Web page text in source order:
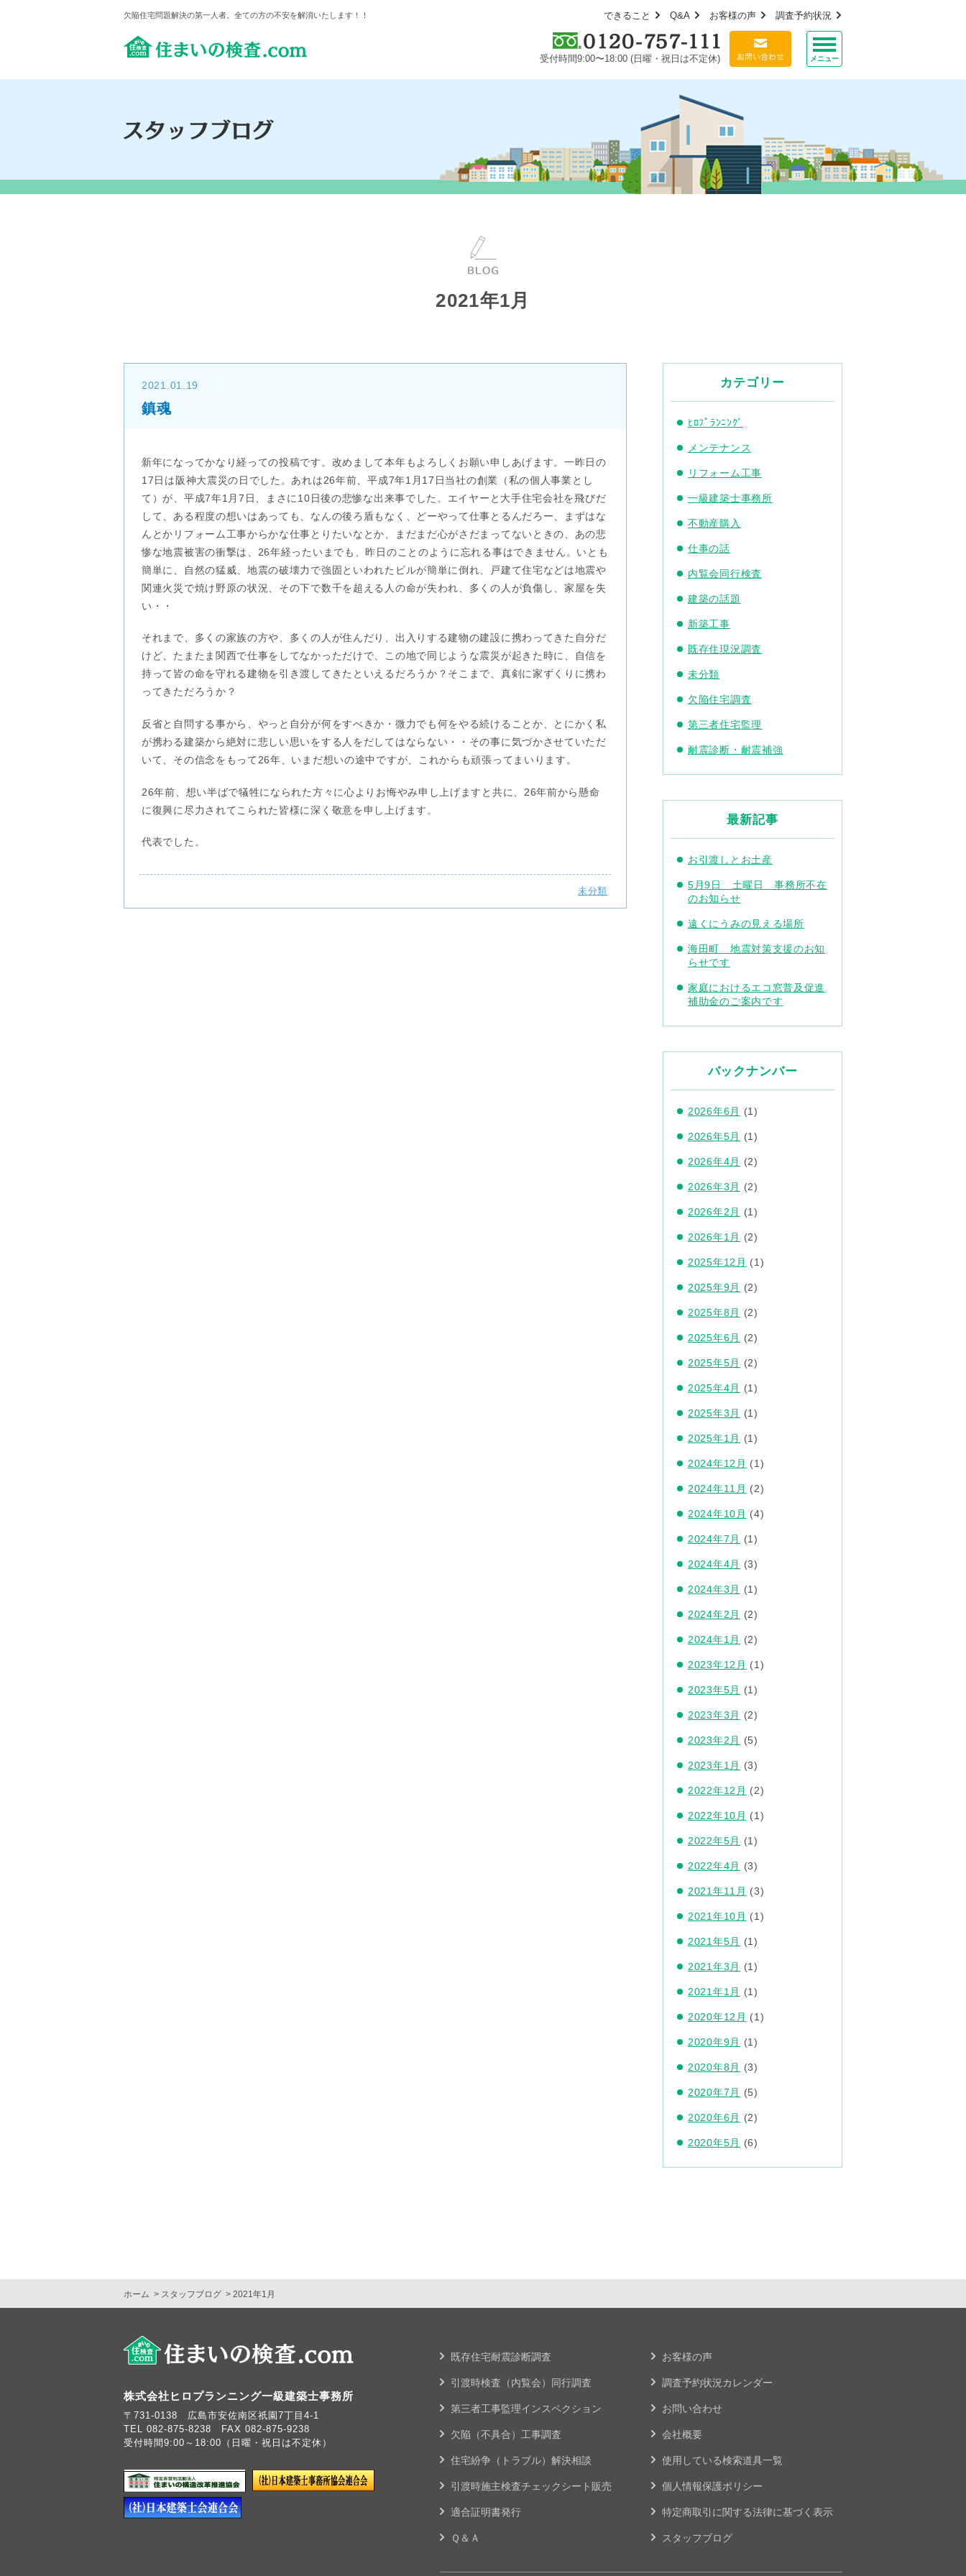
欠陥住宅問題解決の第一人者。全ての方の不安を解消いたします！！ できること Q&A お客様の声 調査予約状況
受付時間9:00〜18:00 (日曜・祝日は不定休) メニュー
2021年1月
2021.01.19
鎮魂
新年になってかなり経っての投稿です。改めまして本年もよろしくお願い申しあげます。一昨日の
17日は阪神大震災の日でした。あれは26年前、平成7年1月17日当社の創業（私の個人事業とし
て）が、平成7年1月7日、まさに10日後の悲惨な出来事でした。エイヤーと大手住宅会社を飛びだ
して、ある程度の想いはあっても、なんの後ろ盾もなく、どーやって仕事とるんだろー、まずはな
んとかリフォーム工事からかな仕事とりたいなとか、まだまだ心がさだまってないときの、あの悲
惨な地震被害の衝撃は、26年経ったいまでも、昨日のことのように忘れる事はできません。いとも
簡単に、自然の猛威、地震の破壊力で強固といわれたビルが簡単に倒れ、戸建て住宅などは地震や
関連火災で焼け野原の状況、その下で数千を超える人の命が失われ、多くの人が負傷し、家屋を失
い・・
それまで、多くの家族の方や、多くの人が住んだり、出入りする建物の建設に携わってきた自分だ
けど、たまたま関西で仕事をしてなかっただけで、この地で同じような震災が起きた時に、自信を
持って皆の命を守れる建物を引き渡してきたといえるだろうか？そこまで、真剣に家ずくりに携わ
ってきただろうか？
反省と自問する事から、やっと自分が何をすべきか・微力でも何をやる続けることか、とにかく私
が携わる建築から絶対に悲しい思いをする人をだしてはならない・・その事に気づかさせていただ
いて、その信念をもって26年、いまだ想いの途中ですが、これからも頑張ってまいります。
26年前、想い半ばで犠牲になられた方々に心よりお悔やみ申し上げますと共に、26年前から懸命
に復興に尽力されてこられた皆様に深く敬意を申し上げます。
代表でした。
未分類
カテゴリー
ﾋﾛﾌﾟﾗﾝﾆﾝｸﾞ
メンテナンス
リフォーム工事
一級建築士事務所
不動産購入
仕事の話
内覧会同行検査
建築の話題
新築工事
既存住現況調査
未分類
欠陥住宅調査
第三者住宅監理
耐震診断・耐震補強
最新記事
お引渡しとお土産
5月9日 土曜日 事務所不在
のお知らせ
遠くにうみの見える場所
海田町 地震対策支援のお知
らせです
家庭におけるエコ窓普及促進
補助金のご案内です
バックナンバー
2026年6月 (1)
2026年5月 (1)
2026年4月 (2)
2026年3月 (2)
2026年2月 (1)
2026年1月 (2)
2025年12月 (1)
2025年9月 (2)
2025年8月 (2)
2025年6月 (2)
2025年5月 (2)
2025年4月 (1)
2025年3月 (1)
2025年1月 (1)
2024年12月 (1)
2024年11月 (2)
2024年10月 (4)
2024年7月 (1)
2024年4月 (3)
2024年3月 (1)
2024年2月 (2)
2024年1月 (2)
2023年12月 (1)
2023年5月 (1)
2023年3月 (2)
2023年2月 (5)
2023年1月 (3)
2022年12月 (2)
2022年10月 (1)
2022年5月 (1)
2022年4月 (3)
2021年11月 (3)
2021年10月 (1)
2021年5月 (1)
2021年3月 (1)
2021年1月 (1)
2020年12月 (1)
2020年9月 (1)
2020年8月 (3)
2020年7月 (5)
2020年6月 (2)
2020年5月 (6)
ホーム スタッフブログ 2021年1月
株式会社ヒロプランニング一級建築士事務所
〒731-0138 広島市安佐南区祇園7丁目4-1
TEL 082-875-8238 FAX 082-875-9238
受付時間9:00～18:00（日曜・祝日は不定休）
既存住宅耐震診断調査
引渡時検査（内覧会）同行調査
第三者工事監理インスペクション
欠陥（不具合）工事調査
住宅紛争（トラブル）解決相談
引渡時施主検査チェックシート販売
適合証明書発行
Ｑ＆Ａ
お客様の声
調査予約状況カレンダー
お問い合わせ
会社概要
使用している検索道具一覧
個人情報保護ポリシー
特定商取引に関する法律に基づく表示
スタッフブログ